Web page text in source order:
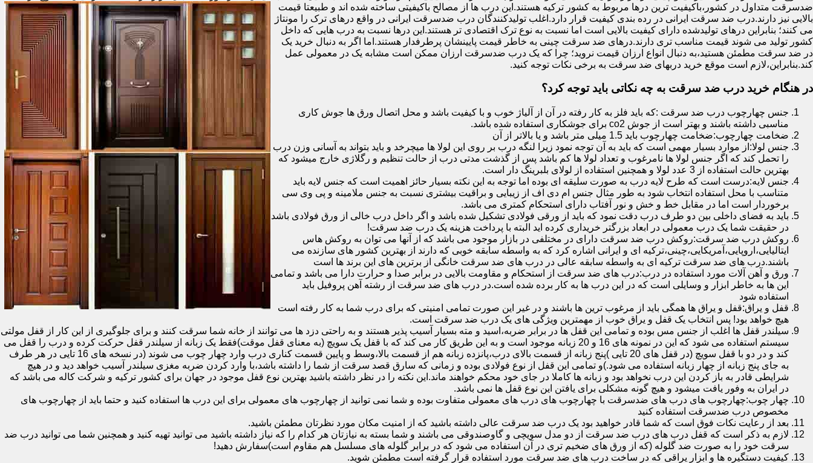
ضدسرقت متداول در کشور،باکیفیت ترین درها مربوط به کشور ترکیه هستند.این درب ها از مصالح باکیفیتی ساخته شده اند و طبیعتا قیمت
بالایی نیز دارند.درب ضد سرقت ایرانی در رده بندی کیفیت قرار دارد.اغلب تولیدکنندگان درب ضدسرقت ایرانی در واقع درهای ترک را مونتاژ
می کنند؛ بنابراین درهای تولیدشده دارای کیفیت بالایی است اما نسبت به نوع ترک اقتصادی تر هستند.این درها نسبت به درب هایی که داخل
کشور تولید می شوند قیمت مناسب تری دارند.درهای ضد سرقت چینی به خاطر قیمت پایینشان پرطرفدار هستند.اما اگر به دنبال خرید یک
در ضد سرقت مطمئن هستید،به دنبال انواع ارزان قیمت نروید؛ چرا که یک درب ضدسرقت ارزان ممکن است مشابه یک در معمولی عمل
کند.بنابراین،لازم است موقع خرید دربهای ضد سرقت به برخی نکات توجه کنید.
در هنگام خرید درب ضد سرقت به چه نکاتی باید توجه کرد؟
جنس چهارچوب درب ضد سرقت :که باید فلز به کار رفته در آن از آلیاژ خوب و با کیفیت باشد و محل اتصال ورق ها جوش کاری
مناسبی داشته باشند و بهتر است از جوش co2 برای جوشکاری استفاده شده باشد.
ضخامت چهارچوب:ضخامت چهارچوب باید 1.5 میلی متر باشد و یا بالاتر از آن
جنس لولا:از موارد بسیار مهمی است که باید به آن توجه نمود زیرا لنگه درب بر روی این لولا ها میچرخد و باید بتواند به آسانی وزن درب
را تحمل کند که اگر جنس لولا ها نامرغوب و تعداد لولا ها کم باشد پس از گذشت مدتی درب از حالت تنظیم و رگلاژی خارج میشود که
بهترین حالت استفاده از 3 عدد لولا و همچنین استفاده از لولای بلبرینگ دار است.
جنس لایه:درست است که طرح لایه درب به صورت سلیقه ای بوده اما توجه به این نکته بسیار حائز اهمیت است که جنس لایه باید
متناسب با محل استفاده انتخاب شود به طور مثال جنس ام دی اف از زیبایی و براقیت بیشتری نسبت به جنس ملامینه و پی وی سی
برخوردار است اما در مقابل خط و خش و نور آفتاب دارای استحکام کمتری می باشد.
باید به فضای داخلی بین دو طرف درب دقت نمود که باید از ورقی فولادی تشکیل شده باشد و اگر داخل درب خالی از ورق فولادی باشد
در حقیقت شما یک درب معمولی در ابعاد بزرگتر خریداری کرده اید البته با پرداخت هزینه یک درب ضد سرقت!
روکش درب ضد سرقت:روکش درب ضد سرقت دارای در مختلفی در بازار موجود می باشد که از آنها می توان به روکش هاس
ایتالیایی،اروپایی،آمریکایی،چینی،ترکیه ای و ایرانی اشاره کرد که به واسطه سابقه خوبی که دارند از بهترین کشور های سازنده می
باشند.درب های ضد سرقت ترکیه ای به واسطه سابقه عالی در درب های ضد سرقت خانگی از برترین های این برند ها است
ورق و آهن آلات مورد استفاده در درب:درب های ضد سرقت از استحکام و مقاومت بالایی در برابر صدا و حرارت دارا می باشد و تمامی
این ها به خاطر ابزار و وسایلی است که در این درب ها به کار برده شده است.در درب های ضد سرقت از رشته آهن پروفیل باید
استفاده شود
قفل و یراق:قفل و یراق ها همگی باید از مرغوب ترین ها باشند و در غیر این صورت تمامی امنیتی که برای درب شما به کار رفته است
هیچ خواهد بود! پس انتخاب یک قفل و یراق خوب از مهمترین ویژگی های یک درب ضد سرقت است.
سیلندر قفل ها اغلب از جنس مس بوده و تمامی این قفل ها در برابر ضربه،اسید و مته بسیار آسیب پذیر هستند و به راحتی دزد ها می توانند از خانه شما سرقت کنند و برای جلوگیری از این کار از قفل مولتی
سیستم استفاده می شود که این در نمونه های 16 و 20 زبانه موجود است و به این طریق کار می کند که با قفل یک سویچ (به معنای قفل موقت)فقط یک زبانه از سیلندر قفل حرکت کرده و درب را قفل می
کند و در دو با قفل سویچ (در قفل های 20 تایی )پنج زبانه از قسمت بالای درب،پانزده زبانه هم از قسمت بالا،وسط و پایین قسمت کناری درب وارد چهار چوب می شوند (در نسخه های 16 تایی در هر طرف
به جای پنج زبانه از چهار زبانه استفاده می شود.)و تمامی این قفل از نوع فولادی بوده و زمانی که سارق قصد سرقت از شما را داشته باشد،با وارد کردن ضربه مغزی سیلندر آسیب خواهد دید و در هیچ
شرایطی قادر به باز کردن این درب نخواهد بود و زبانه ها کاملا در جای خود محکم خواهند ماند.این نکته را در نظر داشته باشید بهترین نوع قفل موجود در جهان برای کشور ترکیه و شرکت کاله می باشد که
در ایران به وفور یافت میشود و هیچ گونه مشکلی برای یافتن این نوع قفل ها نمی باشد.
چهار چوب:چهارچوب های درب های ضدسرقت با چهارچوب های درب های معمولی متفاوت بوده و شما نمی توانید از چهارچوب های معمولی برای این درب ها استفاده کنید و حتما باید از چهارچوب های
مخصوص درب ضدسرقت استفاده کنید
بعد از رعایت نکات فوق است که شما قادر خواهید بود یک درب ضد سرقت عالی داشته باشید که از امنیت مکان مورد نظرتان مطمئن باشید.
لازم به ذکر است که قفل درب های درب ضد سرقت از دو مدل سویچی و گاوصندوقی می باشند و شما بسته به نیازتان هر کدام را که نیاز داشته باشید می توانید تهیه کنید و همچنین شما می توانید درب ضد
سرقت خود را به صورت ضد گلوله (که از ورق های ضخیم تری در آن استفاده می شود که در برابر گلوله های مسلسل هم مقاوم است)سفارش دهید!
کیفیت دستگیره ها و ابزار یراقی که در ساخت درب های ضد سرقت مورد استفاده قرار گرفته است مطمئن شوید.